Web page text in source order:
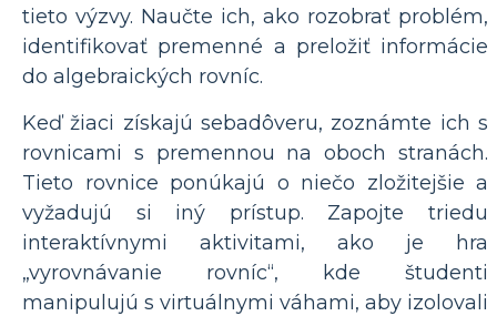
tieto výzvy. Naučte ich, ako rozobrať problém,
identifikovať premenné a preložiť informácie
do algebraických rovníc.
Keď žiaci získajú sebadôveru, zoznámte ich s
rovnicami s premennou na oboch stranách.
Tieto rovnice ponúkajú o niečo zložitejšie a
vyžadujú si iný prístup. Zapojte triedu
interaktívnymi aktivitami, ako je hra
„vyrovnávanie rovníc“, kde študenti
manipulujú s virtuálnymi váhami, aby izolovali